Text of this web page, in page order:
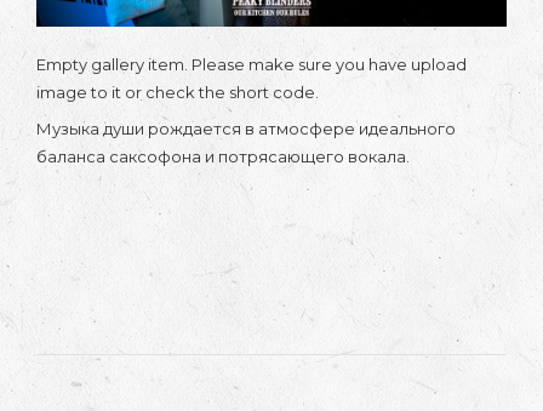
Empty gallery item. Please make sure you have upload
image to it or check the short code.
Музыка души рождается в атмосфере идеального
баланса саксофона и потрясающего вокала.